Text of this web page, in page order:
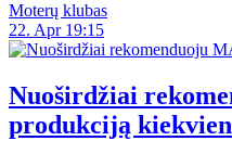
Moterų klubas
22. Apr 19:15
Nuoširdžiai
produkciją